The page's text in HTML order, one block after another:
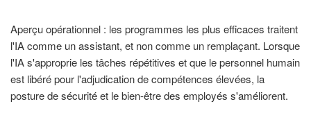
Aperçu opérationnel : les programmes les plus efficaces traitent
l'IA comme un assistant, et non comme un remplaçant. Lorsque
l'IA s'approprie les tâches répétitives et que le personnel humain
est libéré pour l'adjudication de compétences élevées, la
posture de sécurité et le bien-être des employés s'améliorent.